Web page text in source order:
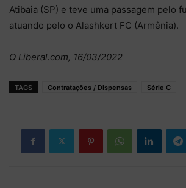
Atibaia (SP) e teve uma passagem pelo
atuando pelo o Alashkert FC (Armênia).
O Liberal.com, 16/03/2022
TAGS Contratações / Dispensas Série C